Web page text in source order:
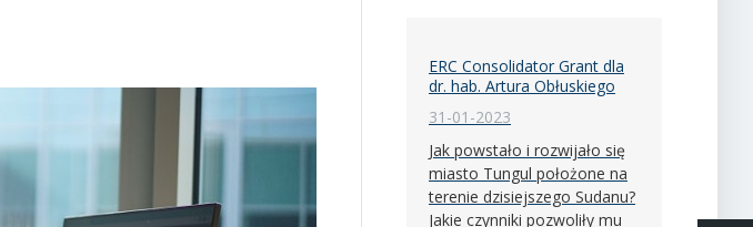
ERC Consolidator Grant dla
dr. hab. Artura Obłuskiego
31-01-2023
Jak powstało i rozwijało się
miasto Tungul położone na
terenie dzisiejszego Sudanu?
Jakie czynniki pozwoliły mu